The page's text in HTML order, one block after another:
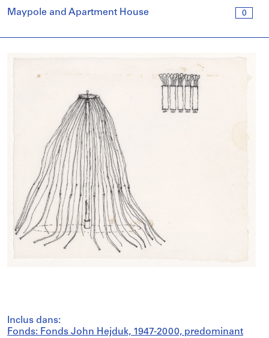
0
Maypole and Apartment House
Inclus dans:
Fonds: Fonds John Hejduk, 1947-2000, predominant